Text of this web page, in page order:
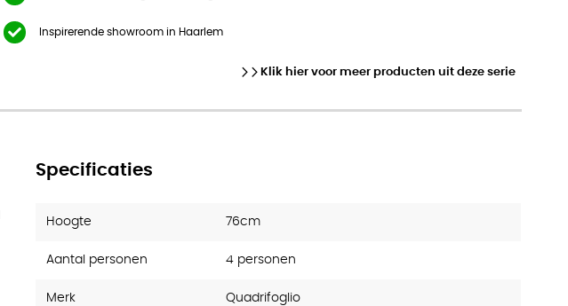
Inspirerende showroom in Haarlem
Klik hier voor meer producten uit deze serie
Specificaties
Hoogte 76cm
Aantal personen 4 personen
Merk Quadrifoglio